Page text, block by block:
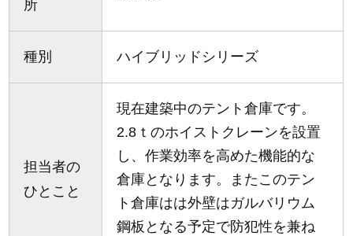
所
種別 ハイブリッドシリーズ
担当者の
ひとこと
現在建築中のテント倉庫です。
2.8ｔのホイストクレーンを設置
し、作業効率を高めた機能的な
倉庫となります。またこのテン
ト倉庫はは外壁はガルバリウム
鋼板となる予定で防犯性を兼ね